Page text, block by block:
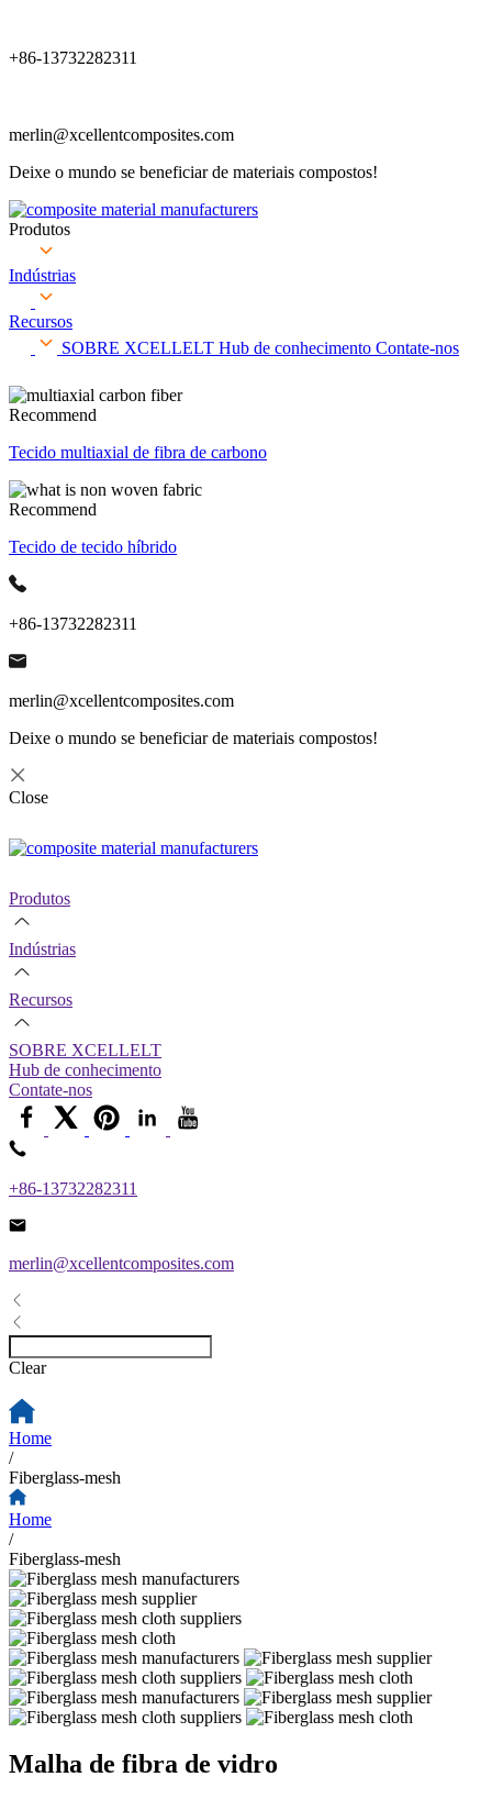
+86-13732282311
merlin@xcellentcomposites.com
Deixe o mundo se beneficiar de materiais compostos!
Produtos
Indústrias
Recursos
SOBRE XCELLELT Hub de conhecimento Contate-nos
Recommend
Tecido multiaxial de fibra de carbono
Recommend
Tecido de tecido híbrido
+86-13732282311
merlin@xcellentcomposites.com
Deixe o mundo se beneficiar de materiais compostos!
Close
Produtos
Indústrias
Recursos
SOBRE XCELLELT
Hub de conhecimento
Contate-nos
+86-13732282311
merlin@xcellentcomposites.com
Clear
Home
/
Fiberglass-mesh
Home
/
Fiberglass-mesh
Malha de fibra de vidro